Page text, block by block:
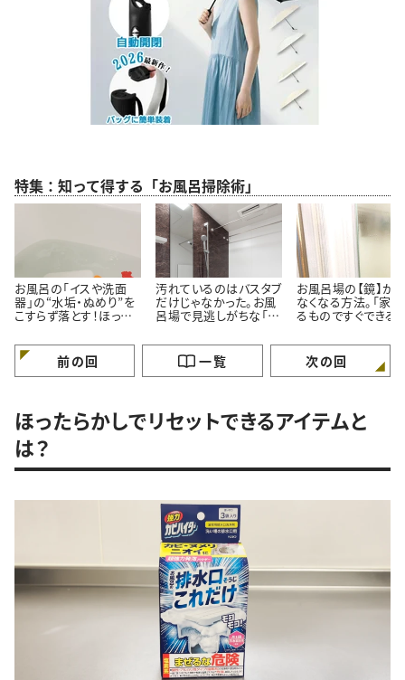
特集：知って得する「お風呂掃除術」
お風呂の「イスや洗面
器」の“水垢・ぬめり”を
こすらず落とす！ほった
汚れているのはバスタブ
だけじゃなかった。お風
呂場で見逃しがちな「意
所」とは
お風呂場の【鏡】が
なくなる方法。「家
るものですぐできる！
いんだ…」
前の回 一覧 次の回
ほったらかしでリセットできるアイテムと
は？